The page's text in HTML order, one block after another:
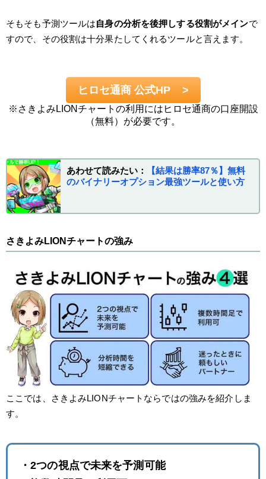
そもそも予測ツールは自身の分析を後押しする役割がメインで
すので、その役割は十分果たしてくれるツールと言えます。
ヒロセ通商 公式HP >
※さきよみLIONチャートの利用にはヒロセ通商の口座開設
（無料）が必要です。
あわせて読みたい：
【結果は勝率87％】無料
のバイナリーオプション最強ツールと使い方
さきよみLIONチャートの強み
ここでは、さきよみLIONチャートならではの強みを紹介しま
す。
・2つの視点で未来を予測可能